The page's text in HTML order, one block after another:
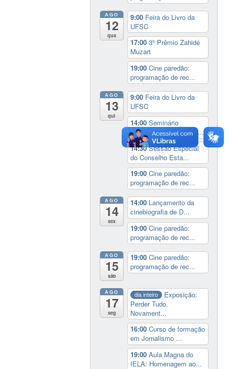
AGO
12
qua
9:00 Feira do Livro da
UFSC
17:003º Prêmio Zahidé
Muzart
19:00Cine paredão:
programação de rec...
AGO
13
qui
9:00 Feira do Livro da
UFSC
14:00Seminário
Internacional ‘Ninguém...
14:30Sessão Especial
do Conselho Esta...
19:00Cine paredão:
programação de rec...
AGO
14
sex
14:00 Lançamento da
cinebiografia de D...
19:00Cine paredão:
programação de rec...
AGO
15
sáb
19:00Cine paredão:
programação de rec...
AGO
17
seg
dia inteiro
Exposição:
Perder Tudo.
Novament...
16:00Curso de formação
em Jornalismo ...
19:00Aula Magna do
IELA: Homenagem ao...